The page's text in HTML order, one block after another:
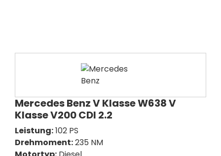
Mercedes Benz V Klasse W638 V
Klasse V200 CDI 2.2
Leistung:102 PS
Drehmoment:235 NM